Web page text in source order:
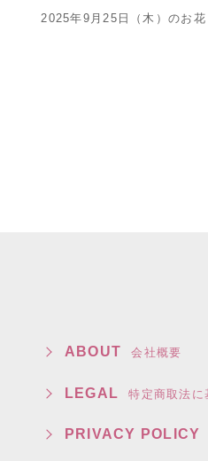
2025年9月25日（木）のお花
ABOUT 会社概要
LEGAL 特定商取法に
PRIVACY POLICY